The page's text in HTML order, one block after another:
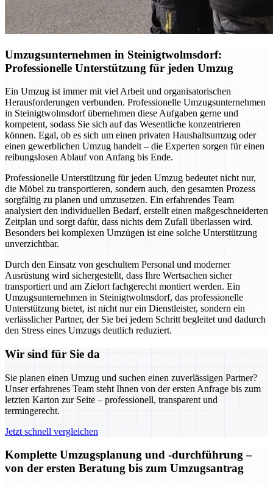
Umzugsunternehmen in Steinigtwolmsdorf:
Professionelle Unterstützung für jeden Umzug
Ein Umzug ist immer mit viel Arbeit und organisatorischen
Herausforderungen verbunden. Professionelle Umzugsunternehmen
in Steinigtwolmsdorf übernehmen diese Aufgaben gerne und
kompetent, sodass Sie sich auf das Wesentliche konzentrieren
können. Egal, ob es sich um einen privaten Haushaltsumzug oder
einen gewerblichen Umzug handelt – die Experten sorgen für einen
reibungslosen Ablauf von Anfang bis Ende.
Professionelle Unterstützung für jeden Umzug bedeutet nicht nur,
die Möbel zu transportieren, sondern auch, den gesamten Prozess
sorgfältig zu planen und umzusetzen. Ein erfahrendes Team
analysiert den individuellen Bedarf, erstellt einen maßgeschneiderten
Zeitplan und sorgt dafür, dass nichts dem Zufall überlassen wird.
Besonders bei komplexen Umzügen ist eine solche Unterstützung
unverzichtbar.
Durch den Einsatz von geschultem Personal und moderner
Ausrüstung wird sichergestellt, dass Ihre Wertsachen sicher
transportiert und am Zielort fachgerecht montiert werden. Ein
Umzugsunternehmen in Steinigtwolmsdorf, das professionelle
Unterstützung bietet, ist nicht nur ein Dienstleister, sondern ein
verlässlicher Partner, der Sie bei jedem Schritt begleitet und dadurch
den Stress eines Umzugs deutlich reduziert.
Wir sind für Sie da
Sie planen einen Umzug und suchen einen zuverlässigen Partner?
Unser erfahrenes Team steht Ihnen von der ersten Anfrage bis zum
letzten Karton zur Seite – professionell, transparent und
termingerecht.
Jetzt schnell vergleichen
Komplette Umzugsplanung und -durchführung –
von der ersten Beratung bis zum Umzugsantrag